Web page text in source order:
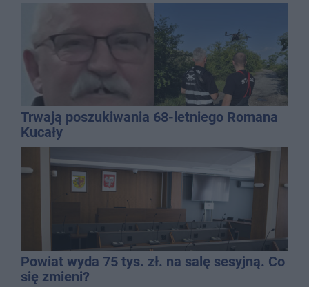
Trwają poszukiwania 68-letniego Romana
Kucały
Powiat wyda 75 tys. zł. na salę sesyjną. Co
się zmieni?